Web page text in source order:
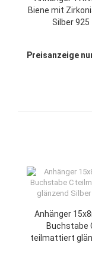
Biene mit
Silber 925
Preisanzeige
Anhänger
Buchstabe
teilmattiert